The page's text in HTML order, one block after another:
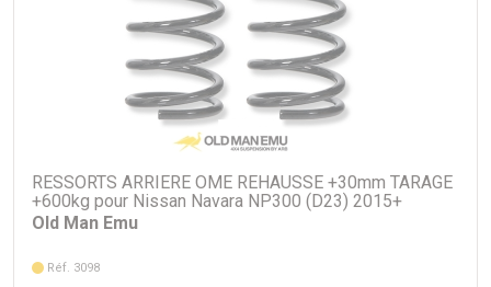
RESSORTS ARRIERE OME REHAUSSE +30mm TARAGE
+600kg pour Nissan Navara NP300 (D23) 2015+
Old Man Emu
Réf. 3098